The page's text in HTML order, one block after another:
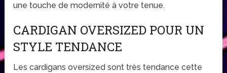
une touche de modernité à votre tenue.
CARDIGAN OVERSIZED POUR UN
STYLE TENDANCE
Les cardigans oversized sont très tendance cette